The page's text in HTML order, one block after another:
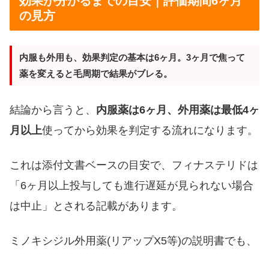
の見方
内服も外用も、効果判定の基本は6ヶ月。3ヶ月で焦って
薬を変えると毛周期で結果がブレる。
結論から言うと、 内服薬は6ヶ月、外用薬は最低4ヶ
月以上使ってから効果を判定する流れになります。
これは添付文書ベースの目安で、フィナステリドは
「6ヶ月以上投与しても進行遅延が見られない場合
は中止」とされる記載があります。
ミノキシジル外用薬(リアップX5等)の説明書でも、